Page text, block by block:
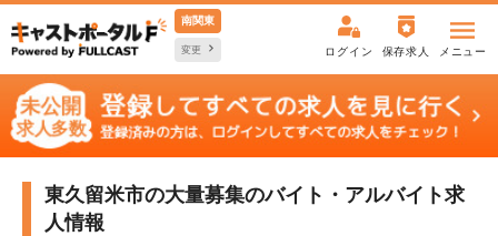
南関東
変更 ログイン 保存求人 メニュー
東久留米市の大量募集のバイト・アルバイト求
人情報